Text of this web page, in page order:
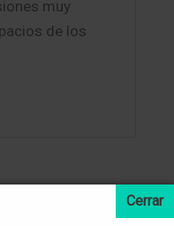
muy
de los